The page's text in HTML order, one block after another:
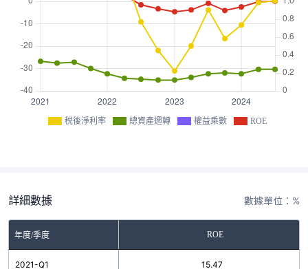
稅後淨利率 總資產週轉 權益乘數 ROE
詳細數據 數據單位：%
年度/季度 ROE
2021-Q1 15.47